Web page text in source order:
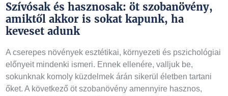
Szívósak és hasznosak: öt szobanövény,
amiktől akkor is sokat kapunk, ha
keveset adunk
A cserepes növények esztétikai, környezeti és pszichológiai
előnyeit mindenki ismeri. Ennek ellenére, valljuk be,
sokunknak komoly küzdelmek árán sikerül életben tartani
őket. A következő öt szobanövény amennyire hasznos,